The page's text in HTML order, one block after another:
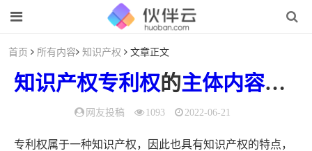
首页 所有内容 知识产权 文章正文
知识产权专利权的主体内容（专
网友投稿 1093 2022-06-21
专利权属于一种知识产权，因此也具有知识产权的特点，